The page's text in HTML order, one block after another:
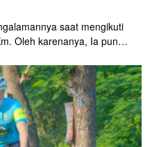
saat mengikuti
Oleh karenanya, Ia pun